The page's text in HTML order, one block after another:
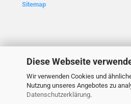
Diese Webseite
Wir verwenden Cookies und
Nutzung unseres Angebotes zu
Datenschutzerklärung.
Sitemap